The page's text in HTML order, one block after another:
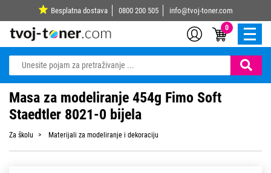
Besplatna dostava 0800 200 505 info@tvoj-toner.com
0
Masa za modeliranje 454g Fimo Soft
Staedtler 8021-0 bijela
Za školu Materijali za modeliranje i dekoraciju